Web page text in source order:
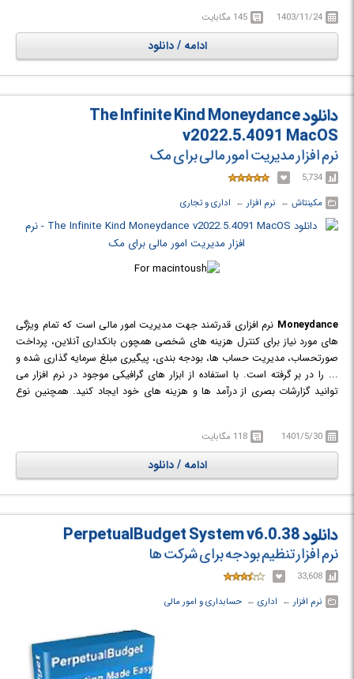
بالن های پاپ آپ نمایش داده شده اطلاعات بیشتری را در مورد داده های نمودار
شده به شما نمایش می دهند. نمودار ها همچنین می توانند در قالب فایل های
تصویری PNG چاپ یا ذخیره شوند. امکان تنظیم یادآور ها برای یاد آوری زمان سر
رسید اقساط، چک ها و ... نیز وجود دارد.
1403/11/24 145 مگابایت
ادامه / دانلود
دانلود The Infinite Kind Moneydance
v2022.5.4091 MacOS
نرم افزار مدیریت امور مالی برای مک
5,734
مکینتاش ← ‏ نرم افزار ← ‏ اداری و تجاری
Moneydance نرم افزاری قدرتمند جهت مدیریت امور مالی است که تمام ویژگی
های مورد نیاز برای کنترل هزینه های شخصی همچون بانکداری آنلاین، پرداخت
صورتحساب، مدیریت حساب ها، بودجه بندی، پیگیری مبلغ سرمایه گذاری شده و
... را در بر گرفته است. با استفاده از ابزار های گرافیکی موجود در نرم افزار می
توانید گزارشات بصری از درآمد ها و هزینه های خود ایجاد کنید. همچنین نوع
بالن های پاپ آپ نمایش داده شده اطلاعات بیشتری را در مورد داده های نمودار
شده به شما نمایش می دهند. نمودار ها همچنین می توانند در قالب فایل های
تصویری PNG چاپ یا ذخیره شوند. امکان تنظیم یادآور ها برای یاد آوری زمان سر
رسید اقساط، چک ها و ... نیز وجود دارد.
1401/5/30 118 مگابایت
ادامه / دانلود
دانلود PerpetualBudget System v6.0.38
نرم افزار تنظیم بودجه برای شرکت ها
33,608
نرم افزار ← ‏ اداری ← ‏ حسابداری و امور مالی